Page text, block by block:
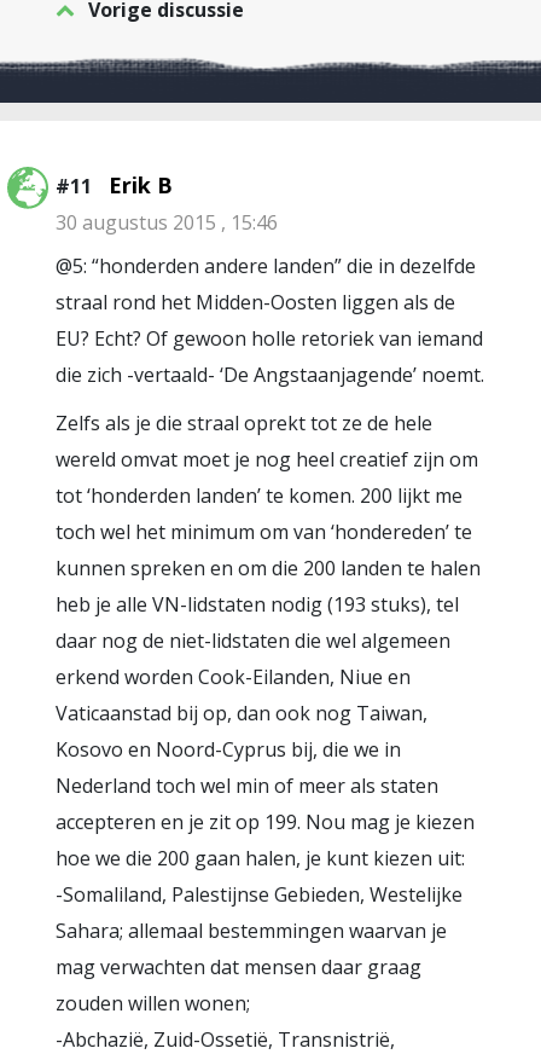
Vorige discussie
#11 Erik B
30 augustus 2015 , 15:46
@5: “honderden andere landen” die in dezelfde
straal rond het Midden-Oosten liggen als de
EU? Echt? Of gewoon holle retoriek van iemand
die zich -vertaald- ‘De Angstaanjagende’ noemt.
Zelfs als je die straal oprekt tot ze de hele
wereld omvat moet je nog heel creatief zijn om
tot ‘honderden landen’ te komen. 200 lijkt me
toch wel het minimum om van ‘hondereden’ te
kunnen spreken en om die 200 landen te halen
heb je alle VN-lidstaten nodig (193 stuks), tel
daar nog de niet-lidstaten die wel algemeen
erkend worden Cook-Eilanden, Niue en
Vaticaanstad bij op, dan ook nog Taiwan,
Kosovo en Noord-Cyprus bij, die we in
Nederland toch wel min of meer als staten
accepteren en je zit op 199. Nou mag je kiezen
hoe we die 200 gaan halen, je kunt kiezen uit:
-Somaliland, Palestijnse Gebieden, Westelijke
Sahara; allemaal bestemmingen waarvan je
mag verwachten dat mensen daar graag
zouden willen wonen;
-Abchazië, Zuid-Ossetië, Transnistrië,